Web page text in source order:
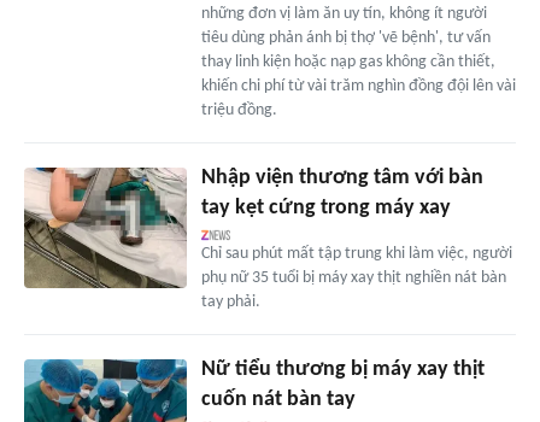
những đơn vị làm ăn uy tín, không ít người
tiêu dùng phản ánh bị thợ 'vẽ bệnh', tư vấn
thay linh kiện hoặc nạp gas không cần thiết,
khiến chi phí từ vài trăm nghìn đồng đội lên vài
triệu đồng.
Nhập viện thương tâm với bàn
tay kẹt cứng trong máy xay
Chỉ sau phút mất tập trung khi làm việc, người
phụ nữ 35 tuổi bị máy xay thịt nghiền nát bàn
tay phải.
Nữ tiểu thương bị máy xay thịt
cuốn nát bàn tay